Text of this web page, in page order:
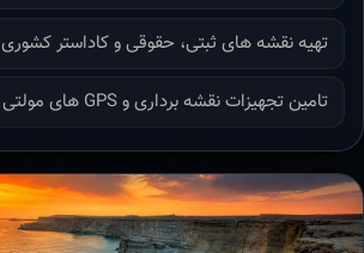
تهیه نقشه های ثبتی، حقوقی و کاداستر کشوری
تامین تجهیزات نقشه برداری و GPS های مولتی فرکانس